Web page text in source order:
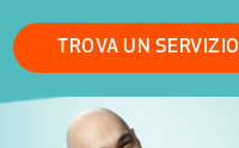
TROVA UN SERVIZIO